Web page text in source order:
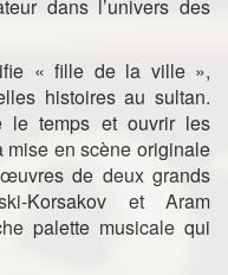
dans l’univers des
« fille de la ville »,
histoires au sultan.
le temps et ouvrir les
mise en scène originale
de deux grands
Korsakov et Aram
palette musicale qui